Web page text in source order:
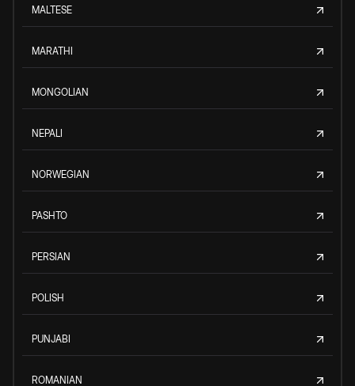
MALTESE
MARATHI
MONGOLIAN
NEPALI
NORWEGIAN
PASHTO
PERSIAN
POLISH
PUNJABI
ROMANIAN